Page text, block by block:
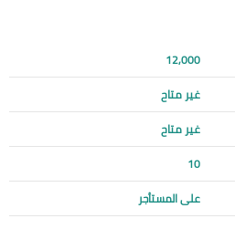
12,000
غير متاح
غير متاح
10
على المستأجر